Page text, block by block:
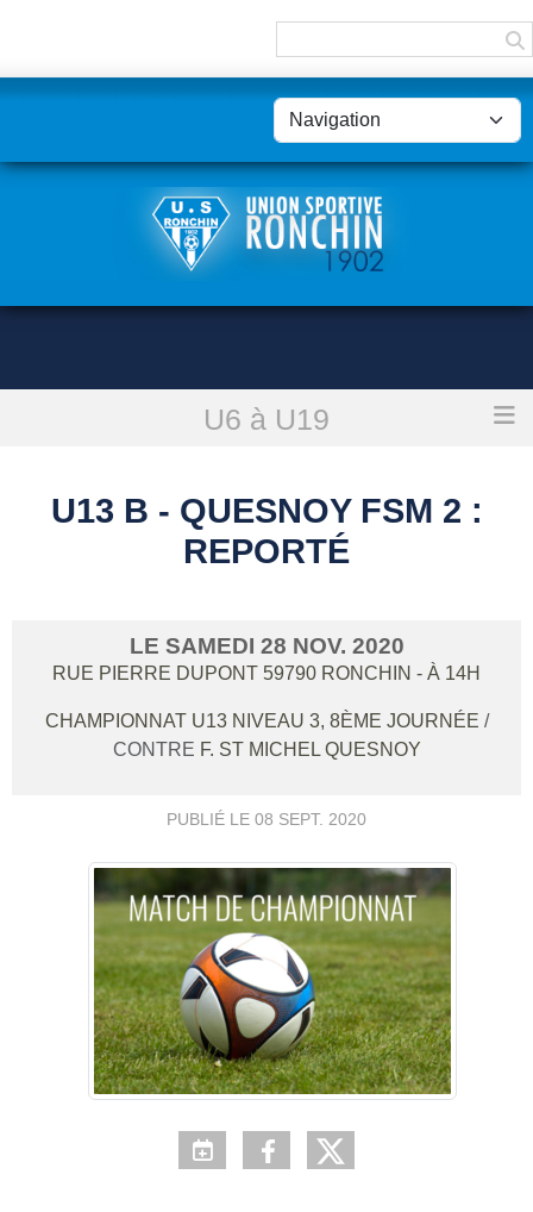
U6 à U19
U13 B - Quesnoy Fsm 2 : reporté
U13 B - QUESNOY FSM 2 :
REPORTÉ
LE SAMEDI 28 NOV. 2020
RUE PIERRE DUPONT 59790 RONCHIN - À 14H
CHAMPIONNAT U13 NIVEAU 3, 8ÈME JOURNÉE /
CONTRE F. ST MICHEL QUESNOY
PUBLIÉ LE 08 SEPT. 2020